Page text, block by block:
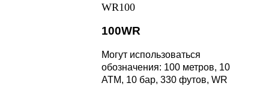
WR100
100WR
Могут использоваться
обозначения: 100 метров, 10
АТМ, 10 бар, 330 футов, WR